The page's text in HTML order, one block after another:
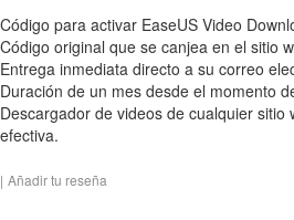
Código para activar EaseUS Video
Código original que se canjea en el sitio
Entrega inmediata directo a su correo
Duración de un mes desde el momento
Descargador de videos de cualquier sitio
efectiva.
| Añadir tu reseña